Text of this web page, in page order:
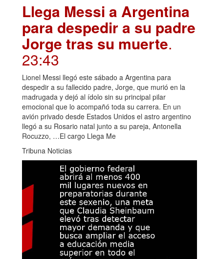
Llega Messi a Argentina
para despedir a su padre
Jorge tras su muerte.
23:43
Lionel Messi llegó este sábado a Argentina para
despedir a su fallecido padre, Jorge, que murió en la
madrugada y dejó al ídolo sin su principal pilar
emocional que lo acompañó toda su carrera. En un
avión privado desde Estados Unidos el astro argentino
llegó a su Rosario natal junto a su pareja, Antonella
Rocuzzo, …El cargo Llega Me
Tribuna Noticias